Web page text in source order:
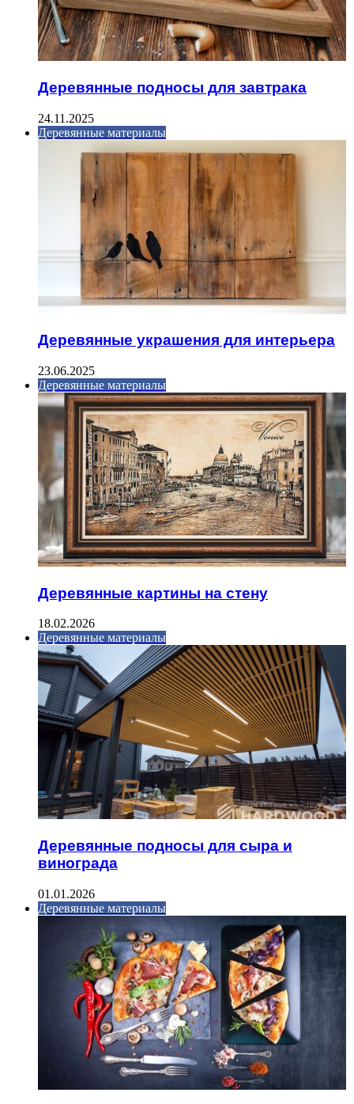
Деревянные подносы для завтрака
24.11.2025
Деревянные материалы
Деревянные украшения для интерьера
23.06.2025
Деревянные материалы
Деревянные картины на стену
18.02.2026
Деревянные материалы
Деревянные подносы для сыра и
винограда
01.01.2026
Деревянные материалы